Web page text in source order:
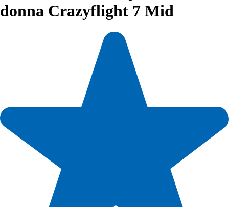
donna Crazyflight 7 Mid